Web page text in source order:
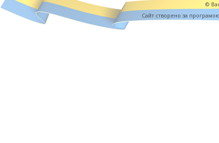
©
Cайт створено за